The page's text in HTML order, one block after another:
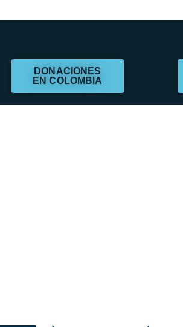
DONACIONES
EN COLOMBIA